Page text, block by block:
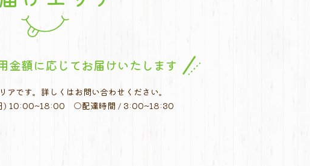
金額に応じてお届けいたします
アです。 詳しくはお問い合わせください。
) 10:00~18:00 ○配達時間 / 3:00~18:30